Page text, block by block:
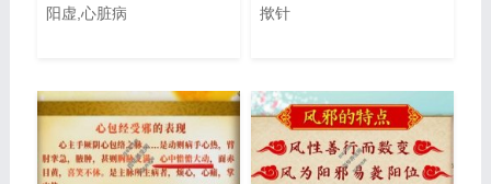
阳虚,心脏病
揿针